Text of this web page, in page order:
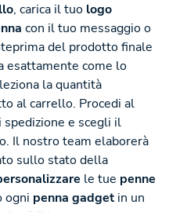
, carica il tuo logo
con il tuo messaggio o
del prodotto finale
esattamente come lo
la quantità
al carrello. Procedi al
e scegli il
Il nostro team elaborerà
sullo stato della
le tue penne
ogni penna gadgetin un